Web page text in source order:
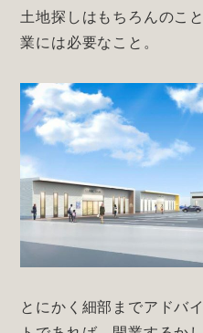
土地探しはもちろんのこ
業には必要なこと。
とにかく細部までアドバ